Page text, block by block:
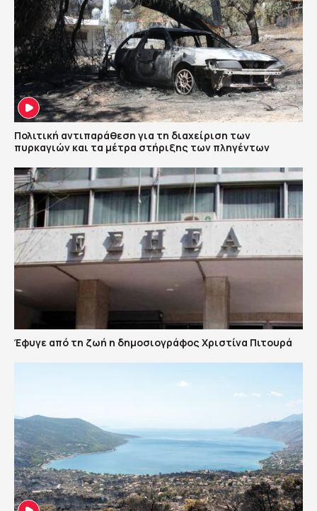
Πολιτική αντιπαράθεση για τη διαχείριση των
πυρκαγιών και τα μέτρα στήριξης των πληγέντων
Έφυγε από τη ζωή η δημοσιογράφος Χριστίνα Πιτουρά